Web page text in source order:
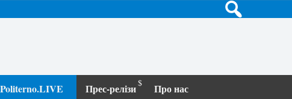
Politerno.LIVE Прес-релізи Про нас